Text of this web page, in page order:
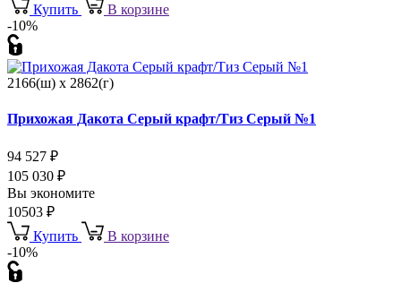
Купить
В корзине
-10%
2166(ш) x 2862(г)
Прихожая Дакота Серый крафт/Тиз Серый №1
94 527 ₽
105 030 ₽
Вы экономите
10503 ₽
Купить
В корзине
-10%